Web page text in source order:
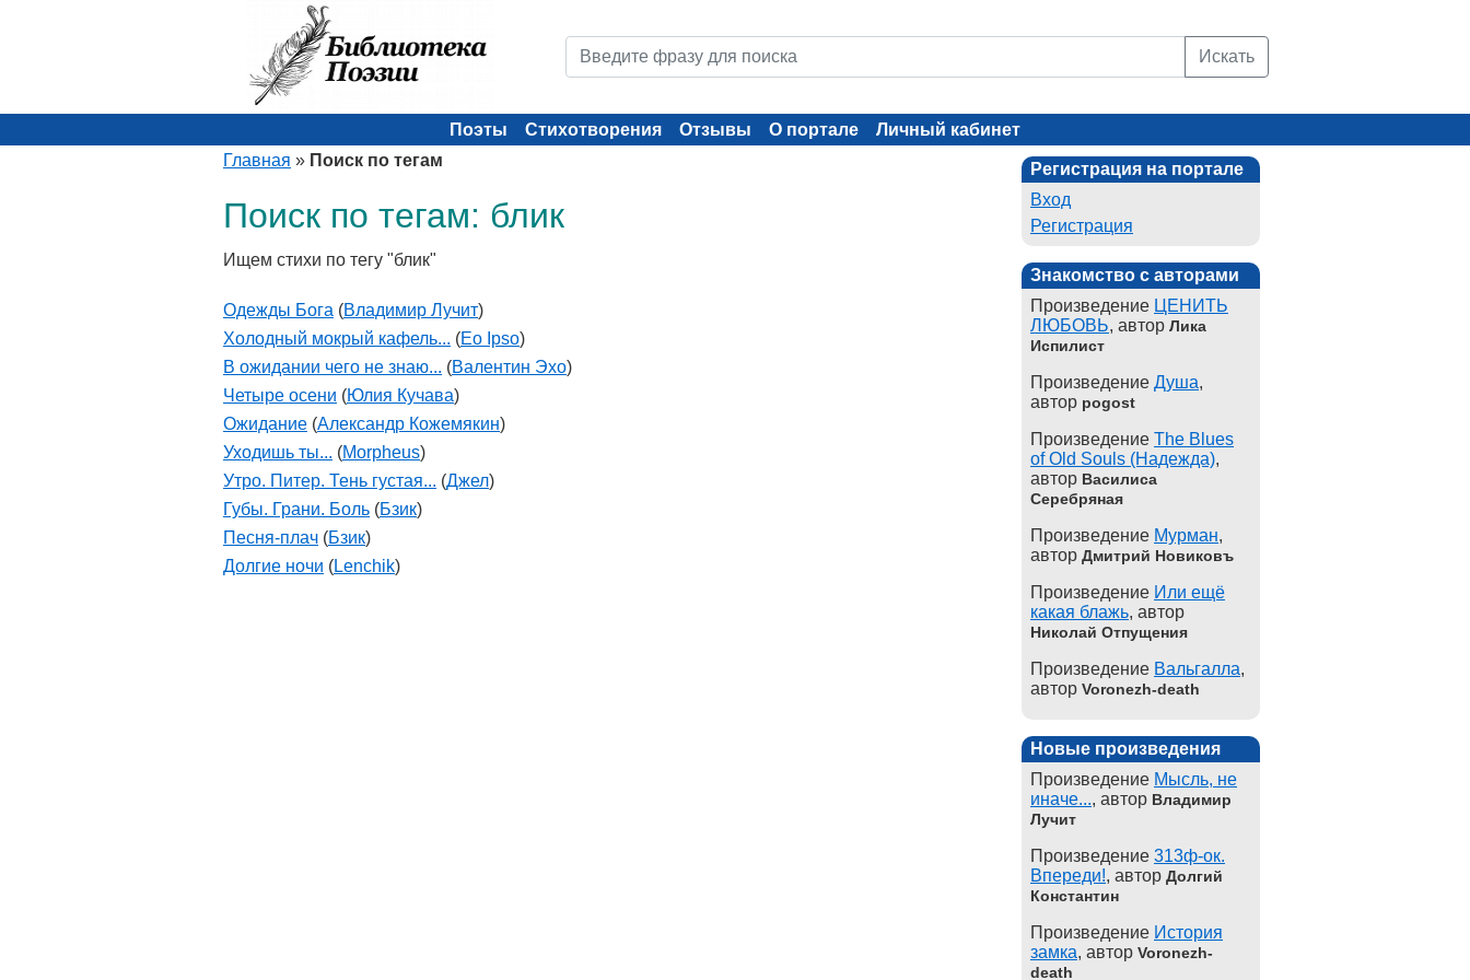
Искать
Поэты Стихотворения Отзывы О портале
Личный кабинет
Главная » Поиск по тегам
Поиск по тегам: блик
Ищем стихи по тегу "блик"
Одежды Бога (Владимир Лучит)
Холодный мокрый кафель... (Eo Ipso)
В ожидании чего не знаю... (Валентин Эхо)
Четыре осени (Юлия Кучава)
Ожидание (Александр Кожемякин)
Уходишь ты... (Morpheus)
Утро. Питер. Тень густая... (Джел)
Губы. Грани. Боль (Бзик)
Песня-плач (Бзик)
Долгие ночи (Lenchik)
Регистрация на портале
Вход
Регистрация
Знакомство с авторами
Произведение ЦЕНИТЬ
ЛЮБОВЬ, автор Лика
Испилист
Произведение Душа,
автор pogost
Произведение The Blues
of Old Souls (Надежда),
автор Василиса
Серебряная
Произведение Мурман,
автор Дмитрий Новиковъ
Произведение Или ещё
какая блажь, автор
Николай Отпущения
Произведение Вальгалла,
автор Voronezh-death
Новые произведения
Произведение Мысль, не
иначе..., автор Владимир
Лучит
Произведение 313ф-ок.
Впереди!, автор Долгий
Константин
Произведение История
замка, автор Voronezh-
death